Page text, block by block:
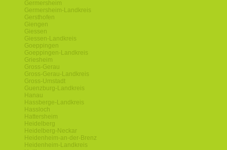
Germersheim
Germersheim-Landkreis
Gersthofen
Giengen
Giessen
Giessen-Landkreis
Goeppingen
Goeppingen-Landkreis
Griesheim
Gross-Gerau
Gross-Gerau-Landkreis
Gross-Umstadt
Guenzburg-Landkreis
Hanau
Hassberge-Landkreis
Hassloch
Hattersheim
Heidelberg
Heidelberg-Neckar
Heidenheim-an-der-Brenz
Heidenheim-Landkreis